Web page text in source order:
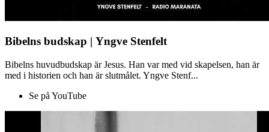
Bibelns budskap | Yngve Stenfelt
Bibelns huvudbudskap är Jesus. Han var med vid skapelsen, han är
med i historien och han är slutmålet. Yngve Stenf...
Se på YouTube